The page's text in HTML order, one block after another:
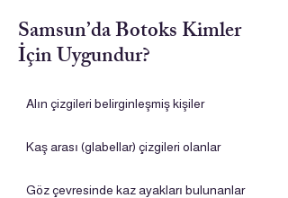
Samsun’da Botoks Kimler
İçin Uygundur?
Alın çizgileri belirginleşmiş kişiler
Kaş arası (glabellar) çizgileri olanlar
Göz çevresinde kaz ayakları bulunanlar